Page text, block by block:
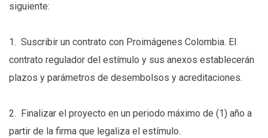
siguiente:
1. Suscribir un contrato con Proimágenes Colombia. El
contrato regulador del estímulo y sus anexos establecerán
plazos y parámetros de desembolsos y acreditaciones.
2. Finalizar el proyecto en un periodo máximo de (1) año a
partir de la firma que legaliza el estímulo.